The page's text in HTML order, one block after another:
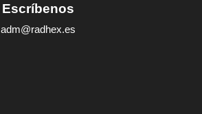
Escríbenos
adm@radhex.es